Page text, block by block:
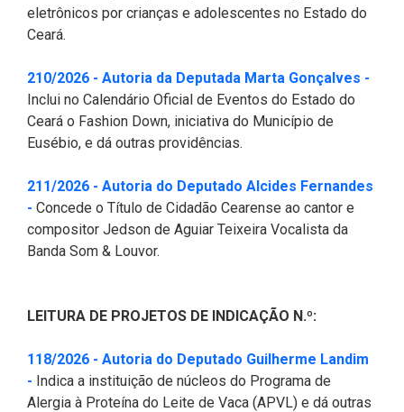
Departamento de
eletrônicos por crianças e adolescentes no Estado do
Ceará.
210/2026 - Autoria da Deputada Marta Gonçalves -
Inclui no Calendário Oficial de Eventos do Estado do
Ceará o Fashion Down, iniciativa do Município de
Eusébio, e dá outras providências.
211/2026 - Autoria do Deputado Alcides Fernandes
- (Abre em nova janela)
Concede o Título de Cidadão Cearense ao cantor e
compositor Jedson de Aguiar Teixeira Vocalista da
Banda Som & Louvor.
LEITURA DE PROJETOS DE INDICAÇÃO N.º:
118/2026 - Autoria do Deputado Guilherme Landim
- (Abre em nova janela)
Indica a instituição de núcleos do Programa de
Alergia à Proteína do Leite de Vaca (APVL) e dá outras